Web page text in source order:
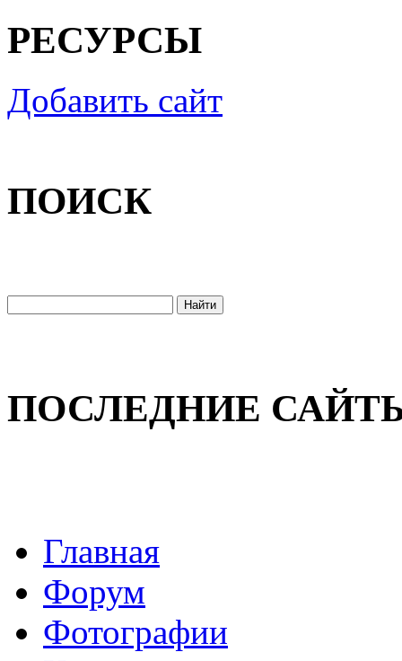
РЕСУРСЫ
Добавить сайт
ПОИСК
ПОСЛЕДНИЕ
Главная
Форум
Фотографии